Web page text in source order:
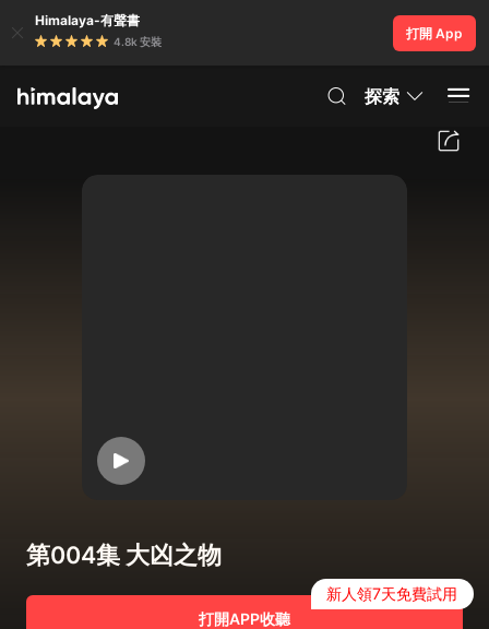
Himalaya-有聲書
4.8k 安裝
打開 App
探索
第004集 大凶之物
打開APP收聽
新人領7天免費試用